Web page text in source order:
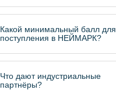
Какой минимальный балл для
поступления в НЕЙМАРК?
Что дают индустриальные
партнёры?